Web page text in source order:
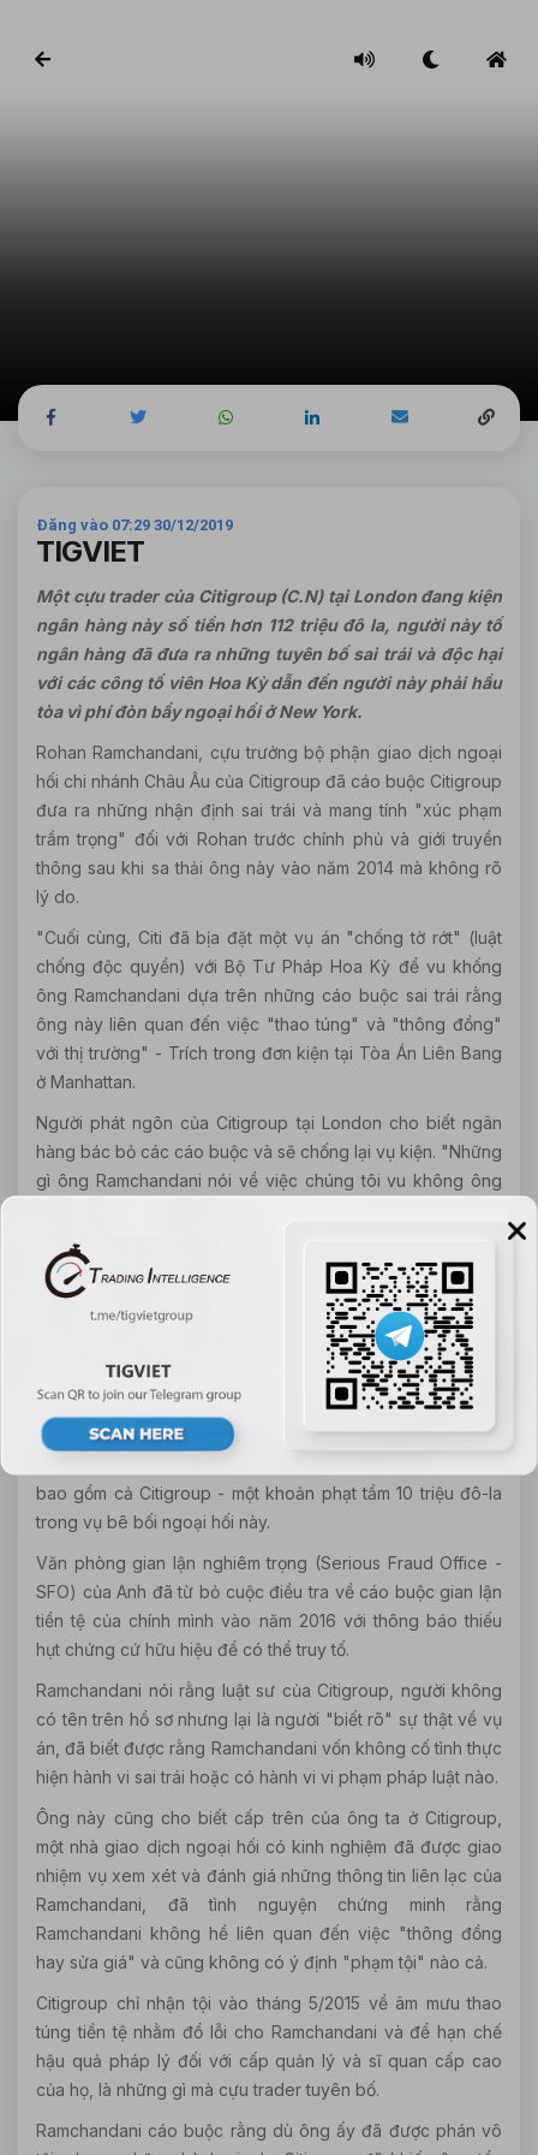
Đăng vào 07:29 30/12/2019
TIGVIET
Một cựu trader của Citigroup (C.N) tại London đang kiện
ngân hàng này số tiền hơn 112 triệu đô la, người này tố
ngân hàng đã đưa ra những tuyên bố sai trái và độc hại
với các công tố viên Hoa Kỳ dẫn đến người này phải hầu
tòa vì phí đòn bẩy ngoại hối ở New York.
Rohan Ramchandani, cựu trưởng bộ phận giao dịch ngoại
hối chi nhánh Châu Âu của Citigroup đã cáo buộc Citigroup
đưa ra những nhận định sai trái và mang tính "xúc phạm
trầm trọng" đối với Rohan trước chính phủ và giới truyền
thông sau khi sa thải ông này vào năm 2014 mà không rõ
lý do.
"Cuối cùng, Citi đã bịa đặt một vụ án "chống tờ rớt" (luật
chống độc quyền) với Bộ Tư Pháp Hoa Kỳ để vu khống
ông Ramchandani dựa trên những cáo buộc sai trái rằng
ông này liên quan đến việc "thao túng" và "thông đồng"
với thị trường" - Trích trong đơn kiện tại Tòa Án Liên Bang
ở Manhattan.
Người phát ngôn của Citigroup tại London cho biết ngân
hàng bác bỏ các cáo buộc và sẽ chống lại vụ kiện. "Những
gì ông Ramchandani nói về việc chúng tôi vu không ông
Bồi thẩm đoàn ở New York năm ngoài đã phán
Ramchandani vô tội, cùng với hai nhà giao dịch tiền tệ ở
Luân Đôn khác, trong vụ kiện ông này có mưu đồ gian lận
tỷ giá hối đoái ở thị trường có mức giao dịch 5.3 triệu đô-la
mỗi ngày chỉ sau vài giờ suy tính cân nhắc.
Phán quyết này là một đòn giáng mạnh vào chính quyền
Hoa Kỳ, cùng với cơ quan Quản lý Tài chính Anh (FCA) sau
bao gồm cả Citigroup - một khoản phạt tầm 10 triệu đô-la
trong vụ bê bối ngoại hối này.
Văn phòng gian lận nghiêm trọng (Serious Fraud Office -
SFO) của Anh đã từ bỏ cuộc điều tra về cáo buộc gian lận
tiền tệ của chính mình vào năm 2016 với thông báo thiếu
hụt chứng cứ hữu hiệu để có thể truy tố.
Ramchandani nói rằng luật sư của Citigroup, người không
có tên trên hồ sơ nhưng lại là người "biết rõ" sự thật về vụ
án, đã biết được rằng Ramchandani vốn không cố tình thực
hiện hành vi sai trái hoặc có hành vi vi phạm pháp luật nào.
Ông này cũng cho biết cấp trên của ông ta ở Citigroup,
một nhà giao dịch ngoại hối có kinh nghiệm đã được giao
nhiệm vụ xem xét và đánh giá những thông tin liên lạc của
Ramchandani, đã tình nguyện chứng minh rằng
Ramchandani không hề liên quan đến việc "thông đồng
hay sửa giá" và cũng không có ý định "phạm tội" nào cả.
Citigroup chỉ nhận tội vào tháng 5/2015 về âm mưu thao
túng tiền tệ nhằm đổ lỗi cho Ramchandani và để hạn chế
hậu quả pháp lý đối với cấp quản lý và sĩ quan cấp cao
của họ, là những gì mà cựu trader tuyên bố.
Ramchandani cáo buộc rằng dù ông ấy đã được phán vô